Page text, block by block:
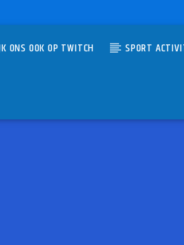
ONS OOK OP TWITCH SPORT